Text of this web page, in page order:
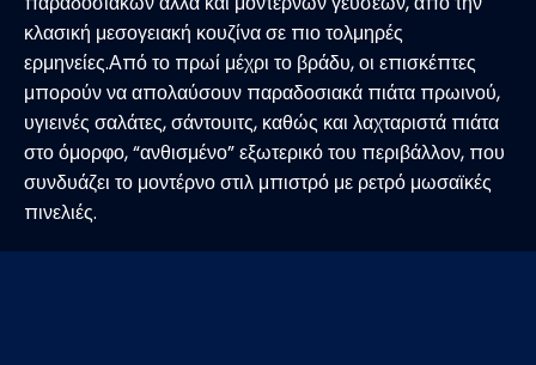
κλασική μεσογειακή κουζίνα σε πιο τολμηρές
ερμηνείες.Από το πρωί μέχρι το βράδυ, οι επισκέπτες
μπορούν να απολαύσουν παραδοσιακά πιάτα πρωινού,
υγιεινές σαλάτες, σάντουιτς, καθώς και λαχταριστά πιάτα
στο όμορφο, “ανθισμένο” εξωτερικό του περιβάλλον, που
συνδυάζει το μοντέρνο στιλ μπιστρό με ρετρό μωσαϊκές
πινελιές.